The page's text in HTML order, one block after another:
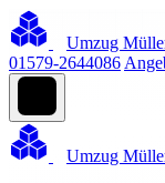
Umzug
01579-2644086
Umzug